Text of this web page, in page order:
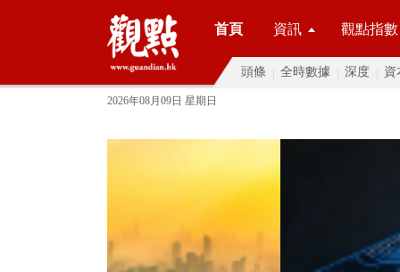
首頁 資訊 觀點指數
頭條 全時數據 深度 資
2026年08月09日 星期日